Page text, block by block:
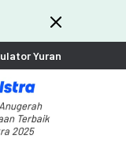
Yuran
Terbaik
2025